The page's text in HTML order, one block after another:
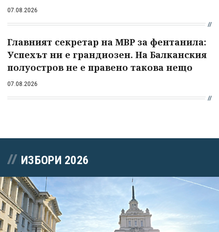
07.08.2026
Главният секретар на МВР за фентанила:
Успехът ни е грандиозен. На Балканския
полуостров не е правено такова нещо
07.08.2026
ИЗБОРИ 2026